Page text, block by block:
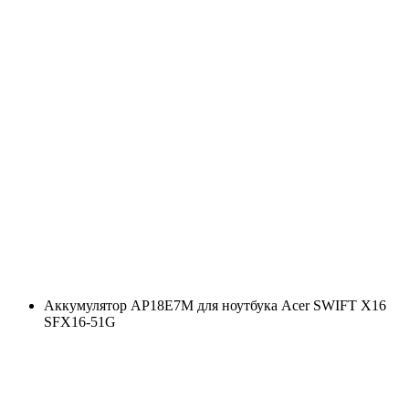
Аккумулятор AP18E7M для ноутбука Acer SWIFT X16
SFX16-51G